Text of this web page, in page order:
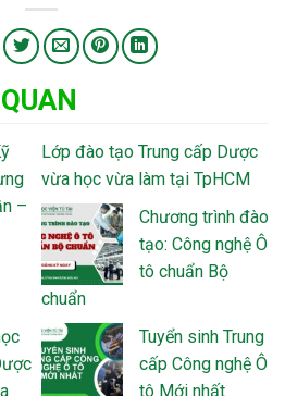
–
Lớp đào tạo Trung cấp Dược
vừa học vừa làm tại TpHCM
Chương trình đào
tạo: Công nghệ Ô
tô chuẩn Bộ
chuẩn
Tuyển sinh Trung
cấp Công nghệ Ô
tô Mới nhất